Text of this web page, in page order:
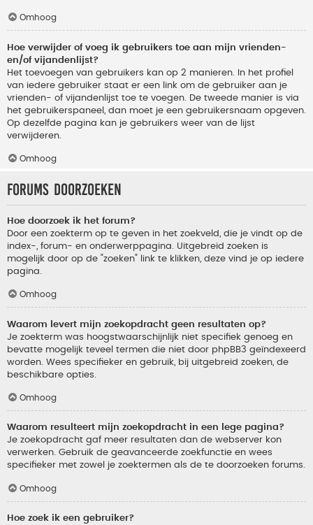
Omhoog
Hoe verwijder of voeg ik gebruikers toe aan mijn vrienden-
en/of vijandenlijst?
Het toevoegen van gebruikers kan op 2 manieren. In het profiel
van iedere gebruiker staat er een link om de gebruiker aan je
vrienden- of vijandenlijst toe te voegen. De tweede manier is via
het gebruikerspaneel, dan moet je een gebruikersnaam opgeven.
Op dezelfde pagina kan je gebruikers weer van de lijst
verwijderen.
Omhoog
Forums doorzoeken
Hoe doorzoek ik het forum?
Door een zoekterm op te geven in het zoekveld, die je vindt op de
index-, forum- en onderwerppagina. Uitgebreid zoeken is
mogelijk door op de "zoeken" link te klikken, deze vind je op iedere
pagina.
Omhoog
Waarom levert mijn zoekopdracht geen resultaten op?
Je zoekterm was hoogstwaarschijnlijk niet specifiek genoeg en
bevatte mogelijk teveel termen die niet door phpBB3 geïndexeerd
worden. Wees specifieker en gebruik, bij uitgebreid zoeken, de
beschikbare opties.
Omhoog
Waarom resulteert mijn zoekopdracht in een lege pagina?
Je zoekopdracht gaf meer resultaten dan de webserver kon
verwerken. Gebruik de geavanceerde zoekfunctie en wees
specifieker met zowel je zoektermen als de te doorzoeken forums.
Omhoog
Hoe zoek ik een gebruiker?